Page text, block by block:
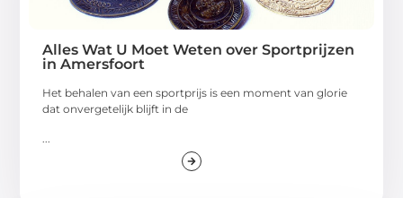
Alles Wat U Moet Weten over Sportprijzen
in Amersfoort
Het behalen van een sportprijs is een moment van glorie
dat onvergetelijk blijft in de